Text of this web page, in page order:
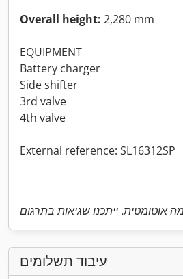
Overall height: 2,280 mm
EQUIPMENT
Battery charger
Side shifter
3rd valve
4th valve
External reference: SL16312SP
עיבוד תשלומים